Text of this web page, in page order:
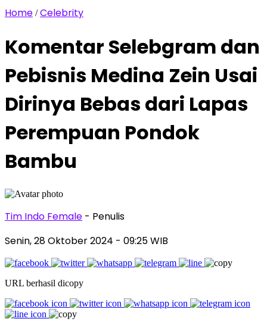
Home /Celebrity
Komentar Selebgram dan
Pebisnis Medina Zein Usai
Dirinya Bebas dari Lapas
Perempuan Pondok
Bambu
Tim Indo Female - Penulis
Senin, 28 Oktober 2024 - 09:25 WIB
URL berhasil dicopy